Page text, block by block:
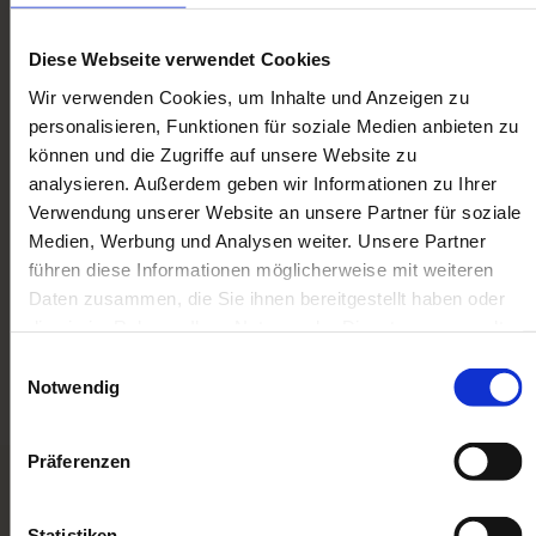
Diese Webseite verwendet Cookies
Wir verwenden Cookies, um Inhalte und Anzeigen zu
personalisieren, Funktionen für soziale Medien anbieten zu
können und die Zugriffe auf unsere Website zu
analysieren. Außerdem geben wir Informationen zu Ihrer
Verwendung unserer Website an unsere Partner für soziale
Medien, Werbung und Analysen weiter. Unsere Partner
führen diese Informationen möglicherweise mit weiteren
Daten zusammen, die Sie ihnen bereitgestellt haben oder
Sie unsere Webseite weiterhin nutzen.
Notwendig
Präferenzen
Fachwissen, um unsere anspruchsvollen Kunden
Darum geht es:Spezialisierte Fachberatung
und Sortimentspflege.
Unsere Anforderungen:Tiefgehende
Kenntnisse im Bereich
Modellbau/Modellbahn.
Details zu unseren offenen Stellen finden Sie